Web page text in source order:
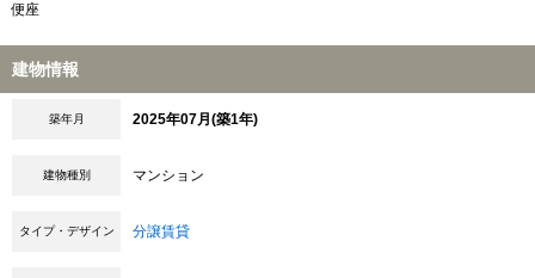
便座
建物情報
築年月 2025年07月(築1年)
建物種別 マンション
タイプ・デザイン 分譲賃貸